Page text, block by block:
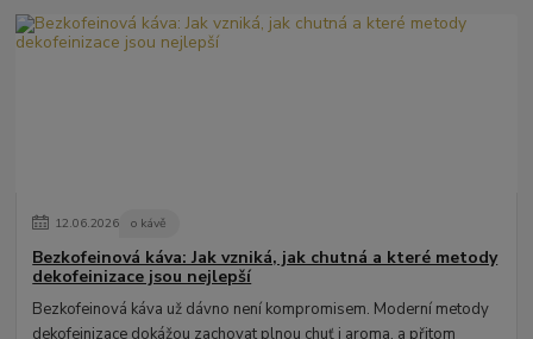
12.06.2026 o kávě
Bezkofeinová káva: Jak vzniká, jak chutná a které metody
dekofeinizace jsou nejlepší
Bezkofeinová káva už dávno není kompromisem. Moderní metody
dekofeinizace dokážou zachovat plnou chuť i aroma, a přitom